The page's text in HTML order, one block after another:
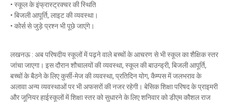
• स्कूल के इंफ्रास्ट्रक्चर की स्थिति
• बिजली आपूर्ति, लाइट की व्यवस्था।
• कोर्स से जुड़े प्रश्न भी पूछे जाएंगे।
लखनऊ : अब परिषदीय स्कूलों में पढ़ने वाले बच्चों के आचरण से भी स्कूल का शैक्षिक स्तर
जांचा जाएगा। इस दौरान शौचालयों की व्यवस्था, स्कूल की बाउन्ड्री, बिजली आपूर्ति,
बच्चों के बैठने के लिए कुर्सी-मेज की व्यवस्था, प्रतिदिन योग, कैम्पस में जलभराव के
अलावा अन्य व्यवस्थाओं पर भी अफसरों की नजर रहेगी। बेसिक शिक्षा परिषद के प्राइमरी
और जूनियर हाईस्कूलों में शिक्षा स्तर को सुधारने के लिए शनिवार को डीएम कौशल राज